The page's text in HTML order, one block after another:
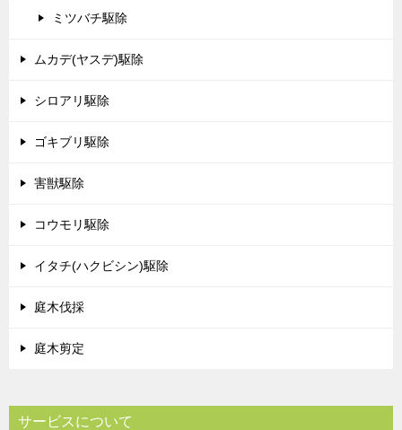
ミツバチ駆除
ムカデ(ヤスデ)駆除
シロアリ駆除
ゴキブリ駆除
害獣駆除
コウモリ駆除
イタチ(ハクビシン)駆除
庭木伐採
庭木剪定
サービスについて